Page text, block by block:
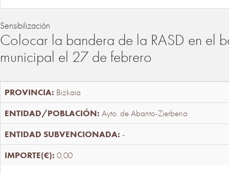
Sensibilización
Colocar la bandera de la RASD en el
municipal el 27 de febrero
Bizkaia
Ayto. de Abanto-Zierbena
-
0,00